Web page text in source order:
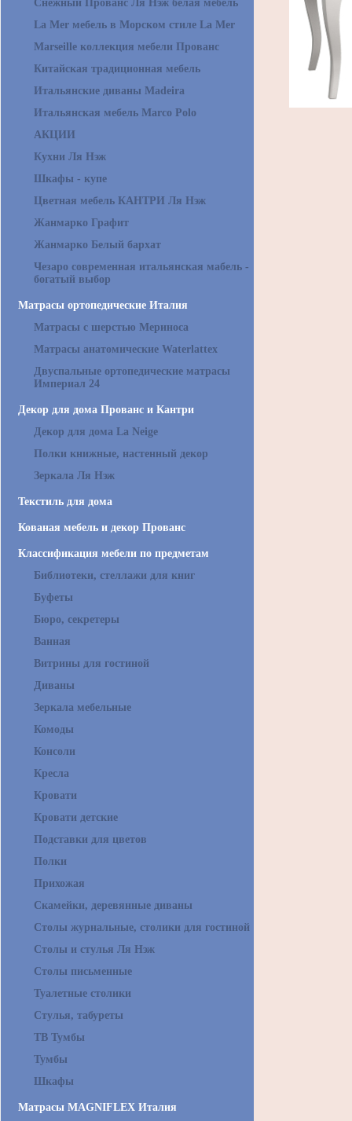
Снежный Прованс Ля Нэж белая мебель
La Mer мебель в Морском стиле La Mer
Marseille коллекция мебели Прованс
Китайская традиционная мебель
Итальянские диваны Madeira
Итальянская мебель Marco Polo
АКЦИИ
Кухни Ля Нэж
Шкафы - купе
Цветная мебель КАНТРИ Ля Нэж
Жанмарко Графит
Жанмарко Белый бархат
Чезаро современная итальянская мабель -
богатый выбор
Матрасы ортопедические Италия
Матрасы с шерстью Мериноса
Матрасы анатомические Waterlattex
Двуспальные ортопедические матрасы
Империал 24
Декор для дома Прованс и Кантри
Декор для дома La Neige
Полки книжные, настенный декор
Зеркала Ля Нэж
Текстиль для дома
Кованая мебель и декор Прованс
Классификация мебели по предметам
Библиотеки, стеллажи для книг
Буфеты
Бюро, секретеры
Ванная
Витрины для гостиной
Диваны
Зеркала мебельные
Комоды
Консоли
Кресла
Кровати
Кровати детские
Подставки для цветов
Полки
Прихожая
Скамейки, деревянные диваны
Столы журнальные, столики для гостиной
Столы и стулья Ля Нэж
Столы письменные
Туалетные столики
Стулья, табуреты
ТВ Тумбы
Тумбы
Шкафы
Матрасы MAGNIFLEX Италия